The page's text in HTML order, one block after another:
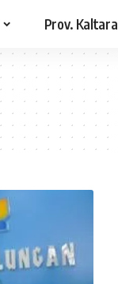
Prov. Kaltara